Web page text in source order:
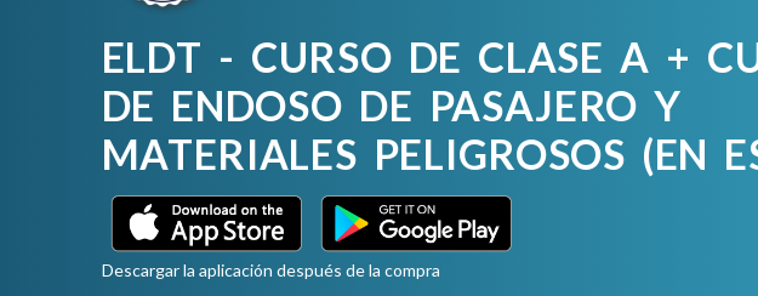
ELDT - CURSO DE CLASE A +
DE ENDOSO DE PASAJERO Y
MATERIALES PELIGROSOS (EN
Descargar la aplicación después de la compra